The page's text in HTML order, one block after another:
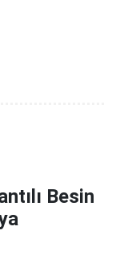
Besin